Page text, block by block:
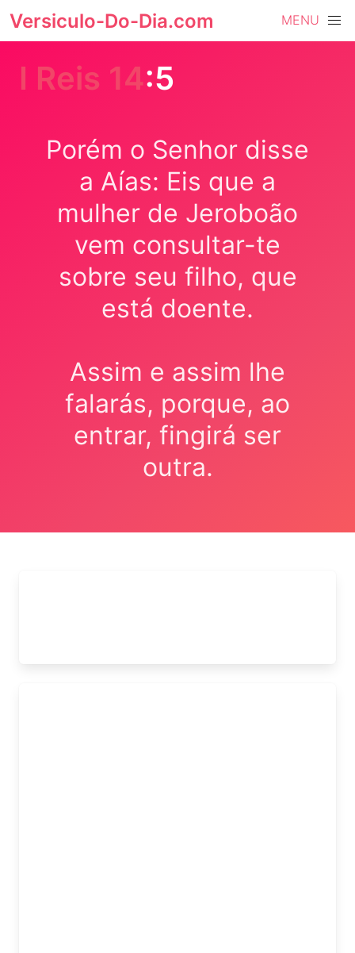
Versiculo-Do-Dia.com MENU
I Reis 14:5
Porém o Senhor disse
a Aías: Eis que a
mulher de Jeroboão
vem consultar-te
sobre seu filho, que
está doente.
Assim e assim lhe
falarás, porque, ao
entrar, fingirá ser
outra.